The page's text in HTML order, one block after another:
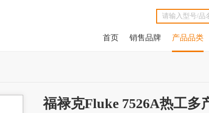
首页 销售品牌 产品品类
福禄克Fluke 7526A热工多